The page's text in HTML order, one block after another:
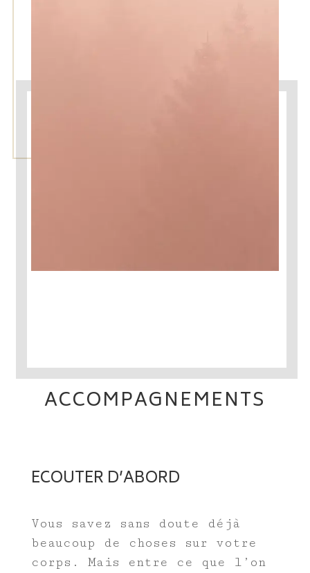
ACCOMPAGNEMENTS
ECOUTER D’ABORD
Vous savez sans doute déjà
beaucoup de choses sur votre
corps. Mais entre ce que l’on